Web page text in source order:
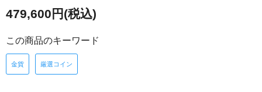
479,600円(税込)
この商品のキーワード
金貨 厳選コイン